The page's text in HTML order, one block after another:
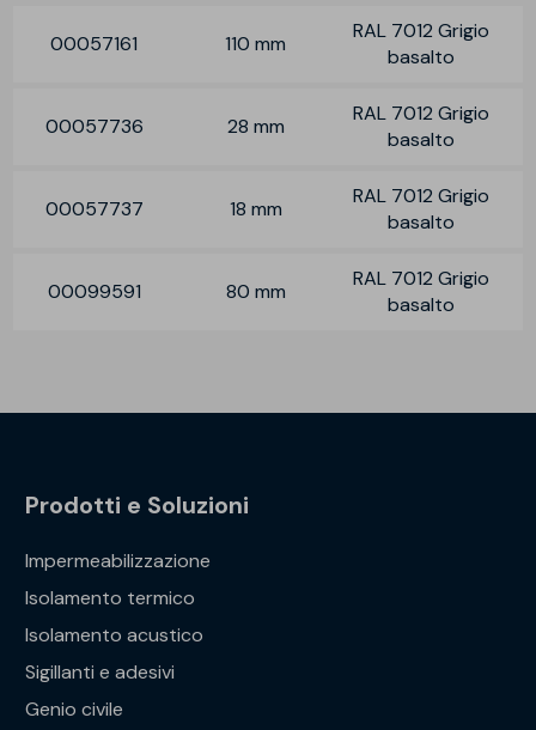
00057161 110 mm
RAL 7012 Grigio
basalto
00057736 28 mm
RAL 7012 Grigio
basalto
00057737 18 mm
RAL 7012 Grigio
basalto
00099591 80 mm
RAL 7012 Grigio
basalto
Prodotti e Soluzioni
Impermeabilizzazione
Isolamento termico
Isolamento acustico
Sigillanti e adesivi
Genio civile